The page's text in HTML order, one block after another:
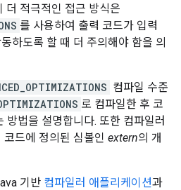
더 적극적인 접근 방식은
를 사용하여 출력 코드가 입력
하도록 할 때 더 주의해야 함을 의
컴파일 수준
로 컴파일한 후 코
방법을 설명합니다. 또한 컴파일러
드에 정의된 심볼인 extern의 개
기반 컴파일러 애플리케이션과